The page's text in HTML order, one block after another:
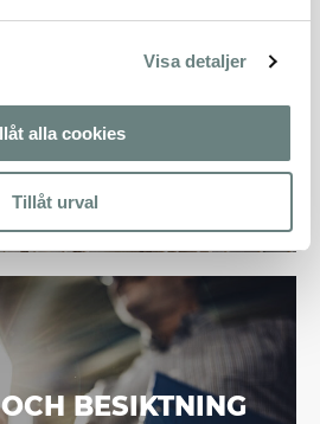
Visa detaljer
alla cookies
Tillåt urval
DET TILL
BESIKTNING